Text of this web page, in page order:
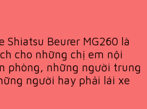
Shiatsu Beurer MG260 là
cho những chị em nội
phòng, những người trung
người hay phải lái xe